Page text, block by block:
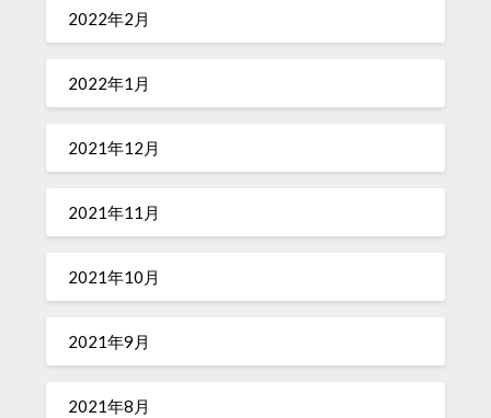
2022年2月
2022年1月
2021年12月
2021年11月
2021年10月
2021年9月
2021年8月